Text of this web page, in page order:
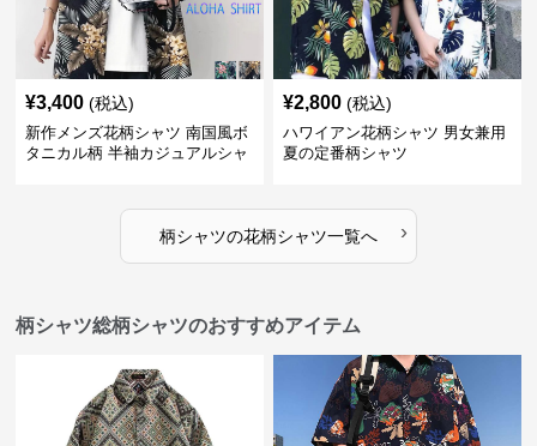
¥3,400 (税込)
新作メンズ花柄シャツ 南国風ボ
タニカル柄 半袖カジュアルシャ
¥2,800 (税込)
ハワイアン花柄シャツ 男女兼用
夏の定番柄シャツ
柄シャツの花柄シャツ一覧へ ›
柄シャツ総柄シャツのおすすめアイテム